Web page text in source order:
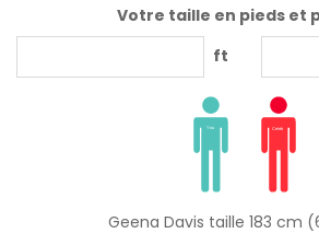
Votre taille en pieds et
ft
Geena Davis taille 183 cm